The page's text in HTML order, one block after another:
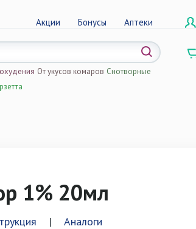
Акции Бонусы Аптеки
От укусов комаров Снотворные
1% 20мл
|
Аналоги